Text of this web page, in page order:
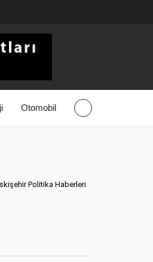
Otomobil
Politika Haberleri